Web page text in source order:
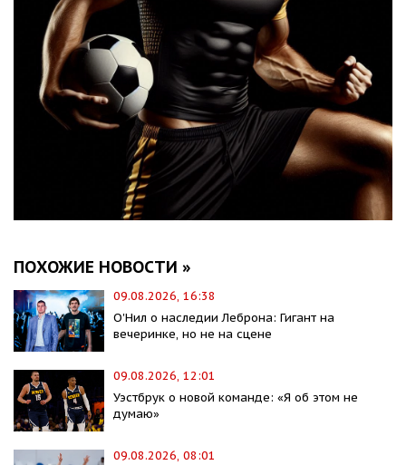
ПОХОЖИЕ НОВОСТИ »
09.08.2026, 16:38
О'Нил о наследии Леброна: Гигант на
вечеринке, но не на сцене
09.08.2026, 12:01
Уэстбрук о новой команде: «Я об этом не
думаю»
09.08.2026, 08:01